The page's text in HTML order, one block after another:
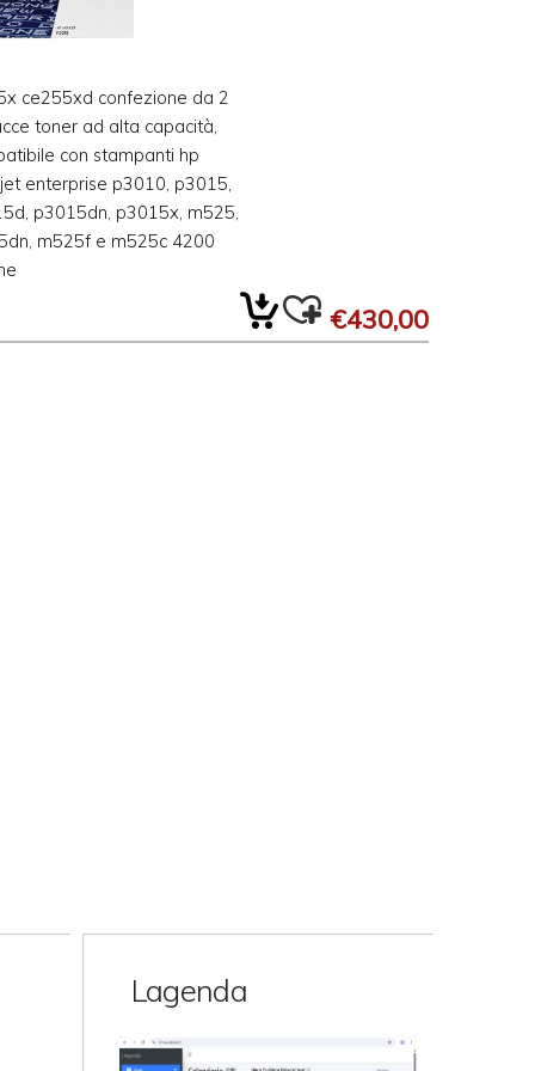
ce255xd confezione da 2
toner ad alta capacità,
con stampanti hp
enterprise p3010, p3015,
p3015dn, p3015x, m525,
m525f e m525c 4200
€430,00
Lagenda